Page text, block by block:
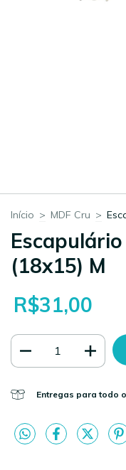
Início > MDF Cru >
(18x15) M
R$31,00
Entregas para todo